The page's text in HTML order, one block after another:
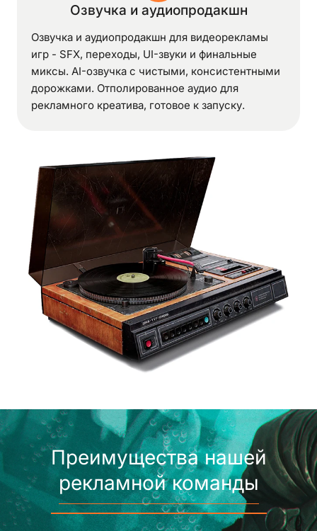
Озвучка и аудиопродакшн
Озвучка и аудиопродакшн для видеорекламы
игр - SFX, переходы, UI-звуки и финальные
миксы. AI-озвучка с чистыми, консистентными
дорожками. Отполированное аудио для
рекламного креатива, готовое к запуску.
Преимущества нашей
рекламной команды